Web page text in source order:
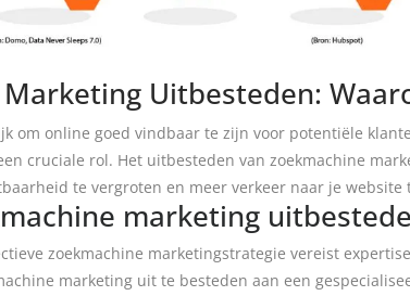
Uitbesteden:
om online goed vindbaar te zijn voor potentiële
cruciale rol. Het uitbesteden van zoekmachine
te vergroten en meer verkeer naar je website
marketing
zoekmachine marketingstrategie vereist
marketing uit te besteden aan een